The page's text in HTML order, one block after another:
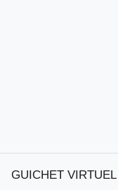
GUICHET VIRTUEL